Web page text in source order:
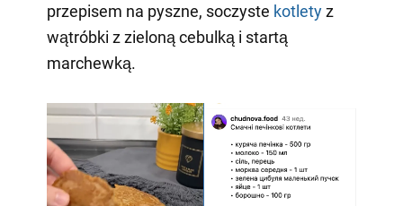
przepisem na pyszne, soczyste kotletyz
wątróbki z zieloną cebulką i startą
marchewką.